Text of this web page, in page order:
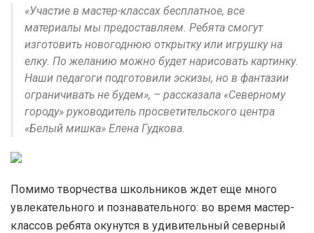
«Участие в мастер-классах бесплатное, все
материалы мы предоставляем. Ребята смогут
изготовить новогоднюю открытку или игрушку на
елку. По желанию можно будет нарисовать картинку.
Наши педагоги подготовили эскизы, но в фантазии
ограничивать не будем», – рассказала «Северному
городу» руководитель просветительского центра
«Белый мишка» Елена Гудкова.
Помимо творчества школьников ждет еще много
увлекательного и познавательного: во время мастер-
классов ребята окунутся в удивительный северный